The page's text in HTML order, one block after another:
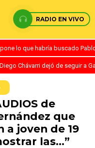
RADIO EN VIVO
lo que habría buscado
Chávarri dejó de seguir a
de
que
a joven de 19
las…”